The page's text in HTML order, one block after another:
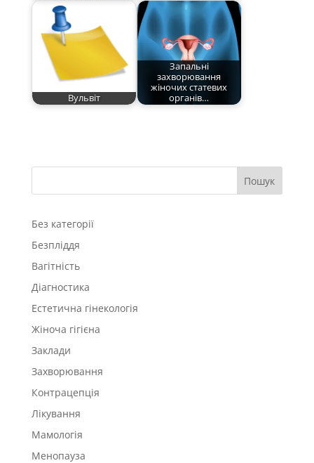
Вульвіт
Запальні
захворювання
жіночих статевих
органів…
Пошук
Без категорії
Безпліддя
Вагітність
Діагностика
Естетична гінекологія
Жіноча гігієна
Заклади
Захворювання
Контрацепція
Лікування
Мамологія
Менопауза